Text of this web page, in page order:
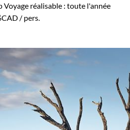
Voyage réalisable : toute l'année
/ pers.